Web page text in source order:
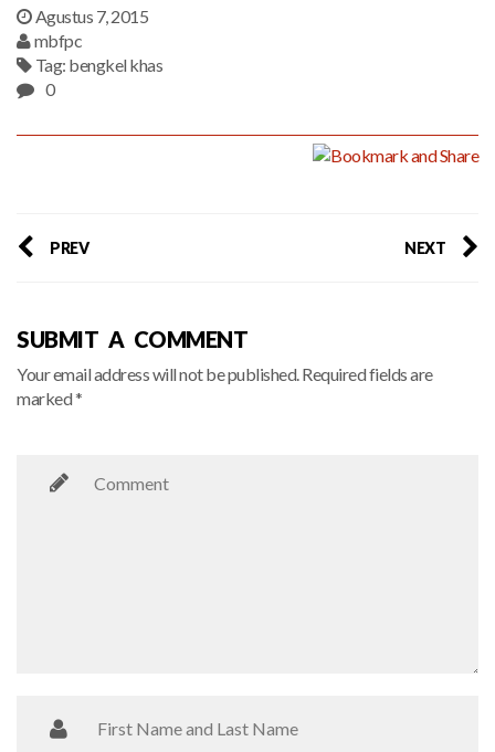
Agustus 7, 2015
mbfpc
Tag: bengkel khas
0
PREV NEXT
SUBMIT A COMMENT
Your email address will not be published. Required fields are
marked *